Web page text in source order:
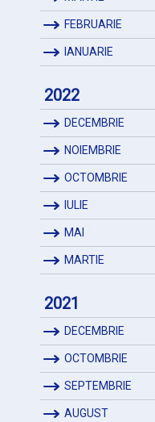
FEBRUARIE
IANUARIE
2022
DECEMBRIE
NOIEMBRIE
OCTOMBRIE
IULIE
MAI
MARTIE
2021
DECEMBRIE
OCTOMBRIE
SEPTEMBRIE
AUGUST